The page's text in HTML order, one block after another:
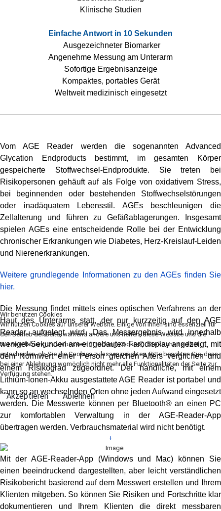
Klinische Studien
Einfache Antwort in 10 Sekunden
Ausgezeichneter Biomarker
Angenehme Messung am Unterarm
Sofortige Ergebnisanzeige
Kompaktes, portables Gerät
Weltweit medizinisch eingesetzt
Vom AGE Reader werden die sogenannten Advanced
Glycation Endproducts bestimmt, im gesamten Körper
gespeicherte Stoffwechsel-Endprodukte. Sie treten bei
Risikopersonen gehäuft auf als Folge von oxidativem Stress,
bei beginnenden oder bestehenden Stoffwechselstörungen
oder inadäquatem Lebensstil. AGEs beschleunigen die
Zellalterung und führen zu Gefäßablagerungen. Insgesamt
spielen AGEs eine entscheidende Rolle bei der Entwicklung
chronischer Erkrankungen wie Diabetes, Herz-Kreislauf-Leiden
und Nierenerkrankungen.
Weitere grundlegende Informationen zu den AGEs finden Sie
hier.
Die Messung findet mittels eines optischen Verfahrens an der
Haut des Unterarms statt, der nur kurzzeitig auf den AGE
Reader aufgelegt wird. Das Messergebnis wird innerhalb
weniger Sekunden am eingebauten Farbdisplay angezeigt, mit
dem Normwert einer Person gleichen Alters verglichen und
einem Risikograd zugeordnet. Der handliche, mit einem
Lithium-lonen-Akku ausgestattete AGE Reader ist portabel und
kann so an wechselnden Orten ohne jeden Aufwand eingesetzt
werden. Die Messwerte können per Bluetooth® an einen PC
zur komfortablen Verwaltung in der AGE-Reader-App
übertragen werden. Verbrauchsmaterial wird nicht benötigt.
+
Mit der AGE-Reader-App (Windows und Mac) können Sie
einen beeindruckend dargestellten, aber leicht verständlichen
Risikobericht basierend auf dem Messwert erstellen und Ihrem
Klienten mitgeben. So können Sie Risiken und Fortschritte klar
dokumentieren und Ihrem Klienten die direkt messbaren
Wir benutzen Cookies
Wir nutzen Cookies auf unserer Website. Einige von ihnen sind essenziell für
den Betrieb der Seite, während andere uns helfen, diese Website und die
Nutzererfahrung zu verbessern (Tracking Cookies). Sie können selbst
entscheiden, ob Sie die Cookies zulassen möchten. Bitte beachten Sie, dass
bei einer Ablehnung womöglich nicht mehr alle Funktionalitäten der Seite zur
Verfügung stehen.
Akzeptieren Ablehnen